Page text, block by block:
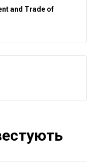
and Trade of